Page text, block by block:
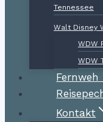
Tennessee
Walt Disney
WDW
WDW
Fernweh
Kontakt